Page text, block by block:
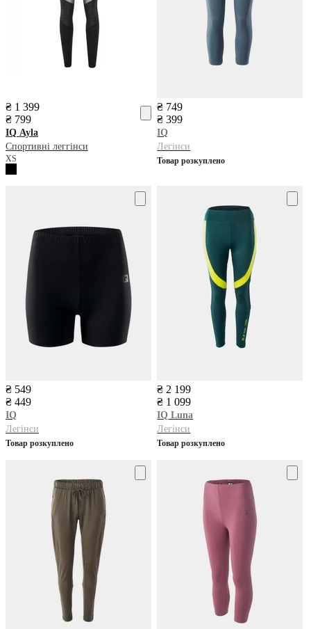
₴ 1 399
₴ 799
IQ Ayla
Спортивні леггінси
XS
₴ 749
₴ 399
IQ
Легінси
Товар розкуплено
₴ 549
₴ 449
IQ
Легінси
Товар розкуплено
₴ 2 199
₴ 1 099
IQ Luna
Легінси
Товар розкуплено